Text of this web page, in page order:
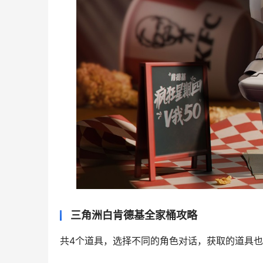
三角洲白肯德基全家桶攻略
共4个道具，选择不同的角色对话，获取的道具